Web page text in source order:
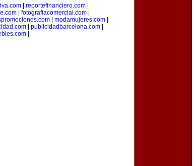
reportefinanciero.com
fotografiacomercial.com
modamujeres.com
| publicidadbarcelona.com|
|